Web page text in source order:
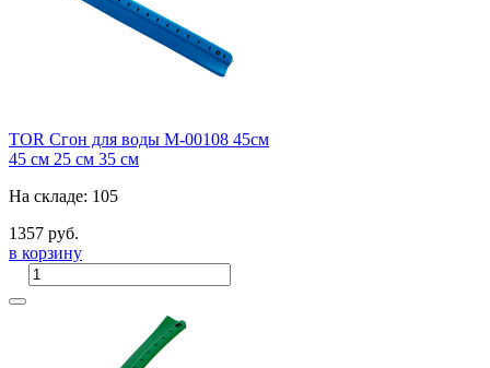
TOR Сгон для воды M-00108 45см
45 см 25 см 35 см
На складе: 105
1357 руб.
в корзину